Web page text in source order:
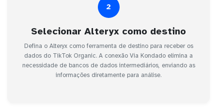
2
Selecionar Alteryx como destino
Defina o Alteryx como ferramenta de destino para receber os
dados do TikTok Organic. A conexão Via Kondado elimina a
necessidade de bancos de dados intermediários, enviando as
informações diretamente para análise.